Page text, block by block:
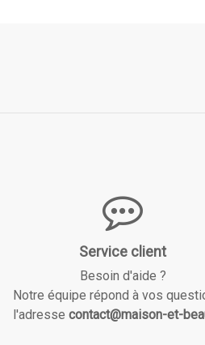
Service client
Besoin d'aide ?
Notre équipe répond à vos
l'adresse contact@maison-et-